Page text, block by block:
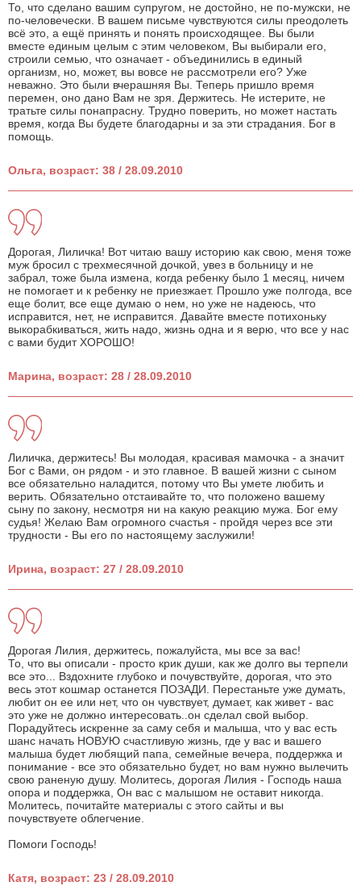
То, что сделано вашим супругом, не достойно, не по-мужски, не
по-человечески. В вашем письме чувствуются силы преодолеть
всё это, а ещё принять и понять происходящее. Вы были
вместе единым целым с этим человеком, Вы выбирали его,
строили семью, что означает - объединились в единый
организм, но, может, вы вовсе не рассмотрели его? Уже
неважно. Это были вчерашняя Вы. Теперь пришло время
перемен, оно дано Вам не зря. Держитесь. Не истерите, не
тратьте силы понапрасну. Трудно поверить, но может настать
время, когда Вы будете благодарны и за эти страдания. Бог в
помощь.
Ольга, возраст: 38 / 28.09.2010
Дорогая, Лиличка! Вот читаю вашу историю как свою, меня тоже
муж бросил с трехмесячной дочкой, увез в больницу и не
забрал, тоже была измена, когда ребенку было 1 месяц, ничем
не помогает и к ребенку не приезжает. Прошло уже полгода, все
еще болит, все еще думаю о нем, но уже не надеюсь, что
исправится, нет, не исправится. Давайте вместе потихоньку
выкорабкиваться, жить надо, жизнь одна и я верю, что все у нас
с вами будит ХОРОШО!
Марина, возраст: 28 / 28.09.2010
Лиличка, держитесь! Вы молодая, красивая мамочка - а значит
Бог с Вами, он рядом - и это главное. В вашей жизни с сыном
все обязательно наладится, потому что Вы умете любить и
верить. Обязательно отстаивайте то, что положено вашему
сыну по закону, несмотря ни на какую реакцию мужа. Бог ему
судья! Желаю Вам огромного счастья - пройдя через все эти
трудности - Вы его по настоящему заслужили!
Ирина, возраст: 27 / 28.09.2010
Дорогая Лилия, держитесь, пожалуйста, мы все за вас!
То, что вы описали - просто крик души, как же долго вы терпели
все это... Вздохните глубоко и почувствуйте, дорогая, что это
весь этот кошмар останется ПОЗАДИ. Перестаньте уже думать,
любит он ее или нет, что он чувствует, думает, как живет - вас
это уже не должно интересовать..он сделал свой выбор.
Порадуйтесь искренне за саму себя и малыша, что у вас есть
шанс начать НОВУЮ счастливую жизнь, где у вас и вашего
малыша будет любящий папа, семейные вечера, поддержка и
понимание - все это обязательно будет, но вам нужно вылечить
свою раненую душу. Молитесь, дорогая Лилия - Господь наша
опора и поддержка, Он вас с малышом не оставит никогда.
Молитесь, почитайте материалы с этого сайты и вы
почувствуете облегчение.
Помоги Господь!
Катя, возраст: 23 / 28.09.2010